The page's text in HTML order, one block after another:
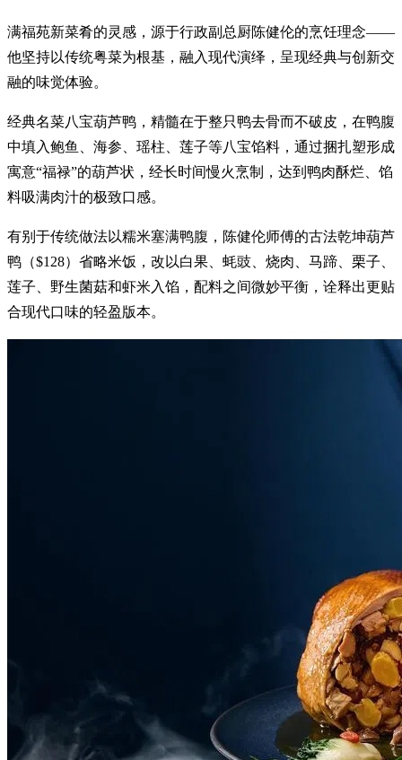
满福苑新菜肴的灵感，源于行政副总厨陈健伦的烹饪理念——
他坚持以传统粤菜为根基，融入现代演绎，呈现经典与创新交
融的味觉体验。
经典名菜八宝葫芦鸭，精髓在于整只鸭去骨而不破皮，在鸭腹
中填入鲍鱼、海参、瑶柱、莲子等八宝馅料，通过捆扎塑形成
寓意“福禄”的葫芦状，经长时间慢火烹制，达到鸭肉酥烂、馅
料吸满肉汁的极致口感。
有别于传统做法以糯米塞满鸭腹，陈健伦师傅的古法乾坤葫芦
鸭（$128）省略米饭，改以白果、蚝豉、烧肉、马蹄、栗子、
莲子、野生菌菇和虾米入馅，配料之间微妙平衡，诠释出更贴
合现代口味的轻盈版本。